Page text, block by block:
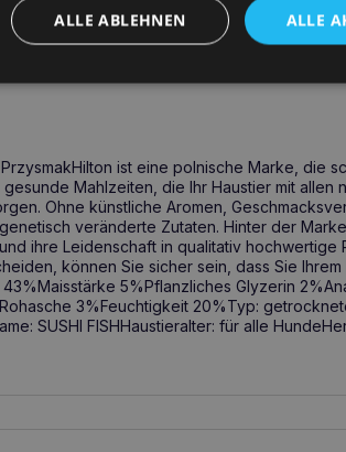
PrzysmakHilton ist eine polnische Marke, die
Mahlzeiten, die Ihr Haustier mit allen
Ohne künstliche Aromen,
veränderte Zutaten. Hinter der
ihre Leidenschaft in qualitativ hochwertige
können Sie sicher sein, dass Sie Ihrem
5%Pflanzliches Glyzerin
3%Feuchtigkeit 20%Typ:
SUSHI FISHHaustieralter: für alle
ALLE
ALLE ABLEHNEN